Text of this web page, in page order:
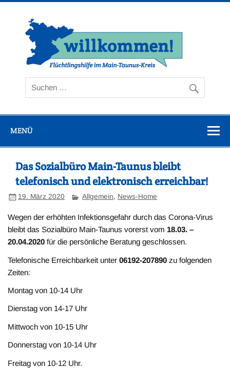
Zum
MENÜ
Das Sozialbüro Main-Taunus bleibt
telefonisch und elektronisch erreichbar!
19. März 2020 Allgemein, News-Home
Wegen der erhöhten Infektionsgefahr durch das Corona-Virus
bleibt das Sozialbüro Main-Taunus vorerst vom 18.03. –
20.04.2020 für die persönliche Beratung geschlossen.
Telefonische Erreichbarkeit unter06192-207890 zu folgenden
Zeiten:
Montag von 10-14 Uhr
Dienstag von 14-17 Uhr
Mittwoch von 10-15 Uhr
Donnerstag von 10-14 Uhr
Freitag von 10-12 Uhr.